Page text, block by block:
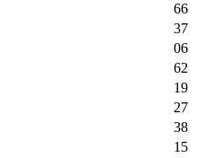
66
37
06
62
19
27
38
15